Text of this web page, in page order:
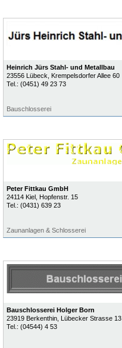
Heinrich Jürs Stahl- und Metallbau
23556 Lübeck , Krempelsdorfer Allee 60
Tel.: (0451) 49 23 73
Bauschlosserei
Peter Fittkau GmbH
24114 Kiel, Hopfenstr. 15
Tel.: (0431) 639 23
Zaunanlagen & Schlosserei
Bauschlosserei Holger Born
23919 Berkenthin, Lübecker Strasse 13
Tel.: (04544) 4 53